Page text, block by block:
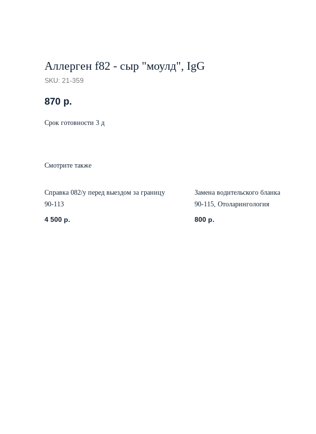
Аллерген f82 - сыр "моулд", IgG
SKU: 21-359
870 р.
Срок готовности 3 д
Смотрите также
Справка 082/у перед выездом за границу
90-113
4 500 р.
Замена водительского бланка
90-115, Отоларингология
800 р.